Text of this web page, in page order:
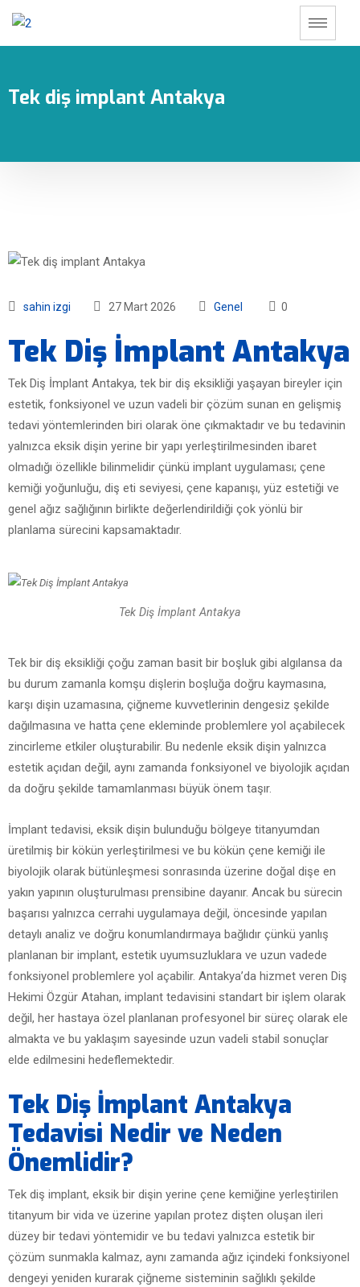
Tek diş implant Antakya
sahin izgi 27 Mart 2026 Genel 0
Tek Diş İmplant Antakya
Tek Diş İmplant Antakya, tek bir diş eksikliği yaşayan bireyler için
estetik, fonksiyonel ve uzun vadeli bir çözüm sunan en gelişmiş
tedavi yöntemlerinden biri olarak öne çıkmaktadır ve bu tedavinin
yalnızca eksik dişin yerine bir yapı yerleştirilmesinden ibaret
olmadığı özellikle bilinmelidir çünkü implant uygulaması; çene
kemiği yoğunluğu, diş eti seviyesi, çene kapanışı, yüz estetiği ve
genel ağız sağlığının birlikte değerlendirildiği çok yönlü bir
planlama sürecini kapsamaktadır.
Tek Diş İmplant Antakya
Tek bir diş eksikliği çoğu zaman basit bir boşluk gibi algılansa da
bu durum zamanla komşu dişlerin boşluğa doğru kaymasına,
karşı dişin uzamasına, çiğneme kuvvetlerinin dengesiz şekilde
dağılmasına ve hatta çene ekleminde problemlere yol açabilecek
zincirleme etkiler oluşturabilir. Bu nedenle eksik dişin yalnızca
estetik açıdan değil, aynı zamanda fonksiyonel ve biyolojik açıdan
da doğru şekilde tamamlanması büyük önem taşır.
İmplant tedavisi, eksik dişin bulunduğu bölgeye titanyumdan
üretilmiş bir kökün yerleştirilmesi ve bu kökün çene kemiği ile
biyolojik olarak bütünleşmesi sonrasında üzerine doğal dişe en
yakın yapının oluşturulması prensibine dayanır. Ancak bu sürecin
başarısı yalnızca cerrahi uygulamaya değil, öncesinde yapılan
detaylı analiz ve doğru konumlandırmaya bağlıdır çünkü yanlış
planlanan bir implant, estetik uyumsuzluklara ve uzun vadede
fonksiyonel problemlere yol açabilir. Antakya’da hizmet veren Diş
Hekimi Özgür Atahan, implant tedavisini standart bir işlem olarak
değil, her hastaya özel planlanan profesyonel bir süreç olarak ele
almakta ve bu yaklaşım sayesinde uzun vadeli stabil sonuçlar
elde edilmesini hedeflemektedir.
Tek Diş İmplant Antakya
Tedavisi Nedir ve Neden
Önemlidir?
Tek diş implant, eksik bir dişin yerine çene kemiğine yerleştirilen
titanyum bir vida ve üzerine yapılan protez dişten oluşan ileri
düzey bir tedavi yöntemidir ve bu tedavi yalnızca estetik bir
çözüm sunmakla kalmaz, aynı zamanda ağız içindeki fonksiyonel
dengeyi yeniden kurarak çiğneme sisteminin sağlıklı şekilde